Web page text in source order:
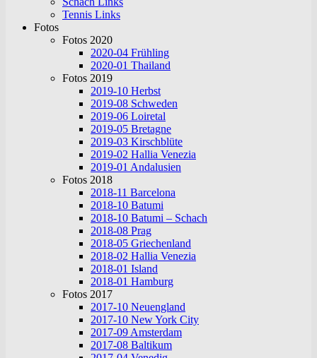
Tennis Links
Fotos
Fotos 2020
2020-04 Frühling
2020-01 Thailand
Fotos 2019
2019-10 Herbst
2019-08 Schweden
2019-06 Loiretal
2019-05 Bretagne
2019-03 Kirschblüte
2019-02 Hallia Venezia
2019-01 Andalusien
Fotos 2018
2018-11 Barcelona
2018-10 Batumi
2018-10 Batumi – Schach
2018-08 Prag
2018-05 Griechenland
2018-02 Hallia Venezia
2018-01 Island
2018-01 Hamburg
Fotos 2017
2017-10 Neuengland
2017-10 New York City
2017-09 Amsterdam
2017-08 Baltikum